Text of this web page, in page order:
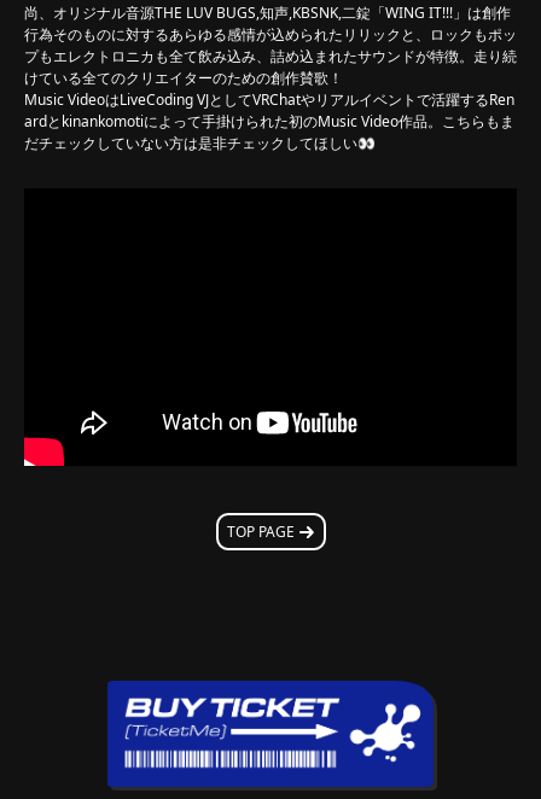
尚、オリジナル音源THE LUV BUGS,知声,KBSNK,二錠「WING IT!!!」は創作
行為そのものに対するあらゆる感情が込められたリリックと、ロックもポッ
プもエレクトロニカも全て飲み込み、詰め込まれたサウンドが特徴。走り続
けている全てのクリエイターのための創作賛歌！
Music VideoはLiveCoding VJとしてVRChatやリアルイベントで活躍するRen
ardとkinankomotiによって手掛けられた初のMusic Video作品。こちらもま
だチェックしていない方は是非チェックしてほしい👀
TOP PAGE